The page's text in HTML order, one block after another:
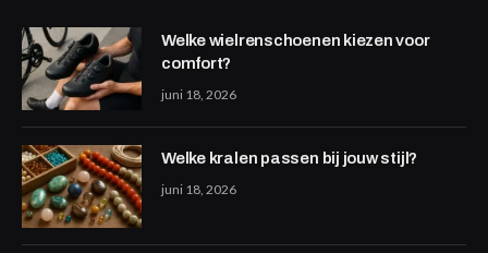
Welke wielrenschoenen kiezen voor
comfort?
juni 18, 2026
Welke kralen passen bij jouw stijl?
juni 18, 2026